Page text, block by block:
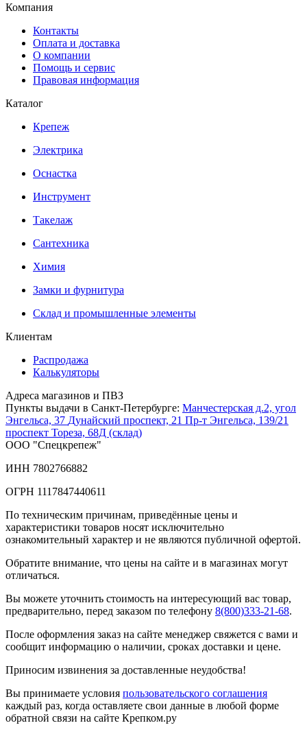
Компания
Контакты
Оплата и доставка
О компании
Помощь и сервис
Правовая информация
Каталог
Крепеж
Электрика
Оснастка
Инструмент
Такелаж
Сантехника
Химия
Замки и фурнитура
Склад и промышленные элементы
Клиентам
Распродажа
Калькуляторы
Адреса магазинов и ПВЗ
Пункты выдачи в Санкт-Петербурге: Манчестерская д.2, угол
Энгельса, 37 Дунайский проспект, 21 Пр-т Энгельса, 139/21
проспект Тореза, 68Д (склад)
ООО "Спецкрепеж"
ИНН 7802766882
ОГРН 1117847440611
По техническим причинам, приведённые цены и
характеристики товаров носят исключительно
ознакомительный характер и не являются публичной офертой.
Обратите внимание, что цены на сайте и в магазинах могут
отличаться.
Вы можете уточнить стоимость на интересующий вас товар,
предварительно, перед заказом по телефону 8(800)333-21-68.
После оформления заказ на сайте менеджер свяжется с вами и
сообщит информацию о наличии, сроках доставки и цене.
Приносим извинения за доставленные неудобства!
Вы принимаете условия пользовательского соглашения
каждый раз, когда оставляете свои данные в любой форме
обратной связи на сайте Крепком.ру